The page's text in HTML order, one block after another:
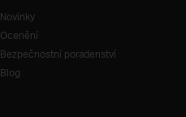
Novinky
Ocenění
Bezpečnostní poradenství
Blog